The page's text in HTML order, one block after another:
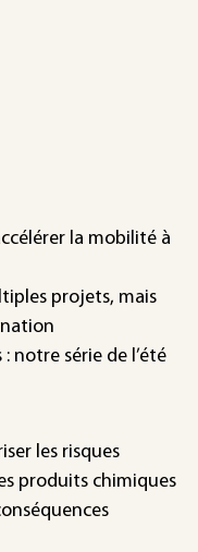
la mobilité à
projets, mais
notre série de l’été
les risques
produits chimiques